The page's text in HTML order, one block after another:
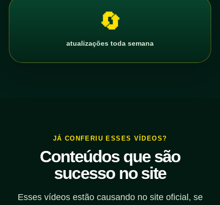
🔄
atualizações toda semana
JÁ CONFERIU ESSES VÍDEOS?
Conteúdos que são
sucesso no site
Esses vídeos estão causando no site oficial, se